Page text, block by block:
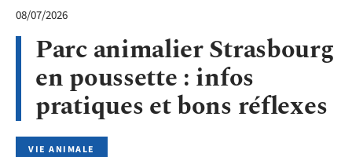
08/07/2026
Parc animalier Strasbourg
en poussette : infos
pratiques et bons réflexes
VIE ANIMALE